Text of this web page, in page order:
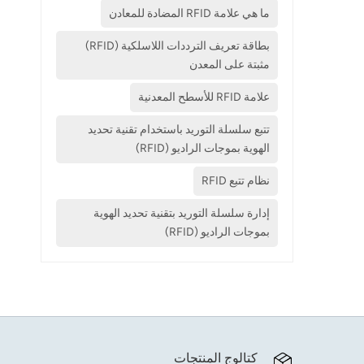
ما هي علامة RFID المضادة للمعادن
بطاقة تعريف الترددات اللاسلكية (RFID)
مثبتة على المعدن
علامة RFID للأسطح المعدنية
تتبع سلسلة التوريد باستخدام تقنية تحديد
الهوية بموجات الراديو (RFID)
نظام تتبع RFID
إدارة سلسلة التوريد بتقنية تحديد الهوية
بموجات الراديو (RFID)
كتالوج المنتجات